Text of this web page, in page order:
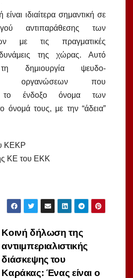
είναι ιδιαίτερα σημαντική σε
αντιπαράθεσης των
με τις πραγματικές
δυνάμεις της χώρας. Αυτό
τη δημιουργία ψευδο-
οργανώσεων που
το ένδοξο όνομα των
όνομά τους, με την “άδεια”
ΚΕΚΡ
ΚΕ του ΕΚΚ
Κοινή δήλωση της
αντιιμπεριαλιστικής
διάσκεψης του
Καράκας: Ένας είναι ο